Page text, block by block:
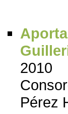
2010
Pérez